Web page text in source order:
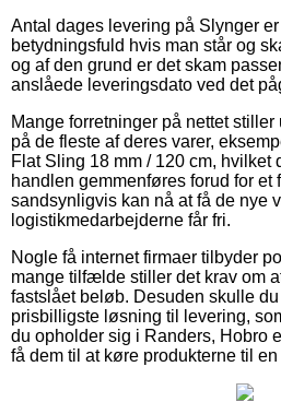
Antal dages levering på Slynger
betydningsfuld hvis man står og
og af den grund er det skam
anslåede leveringsdato ved det
Mange forretninger på nettet
på de fleste af deres varer,
Flat Sling 18 mm / 120 cm, hvilket
handlen gemmenføres forud for et
sandsynligvis kan nå at få de nye
logistikmedarbejderne får fri.
Nogle få internet firmaer tilbyder
mange tilfælde stiller det krav om
fastslået beløb. Desuden skulle
prisbilligste løsning til levering,
du opholder sig i Randers, Hobro
få dem til at køre produkterne til